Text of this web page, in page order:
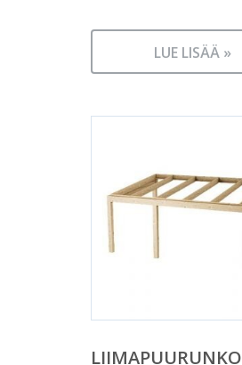
LUE LISÄÄ »
LIIMAPUURUNKO